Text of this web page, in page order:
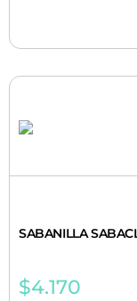
SABANILLA
$4.170